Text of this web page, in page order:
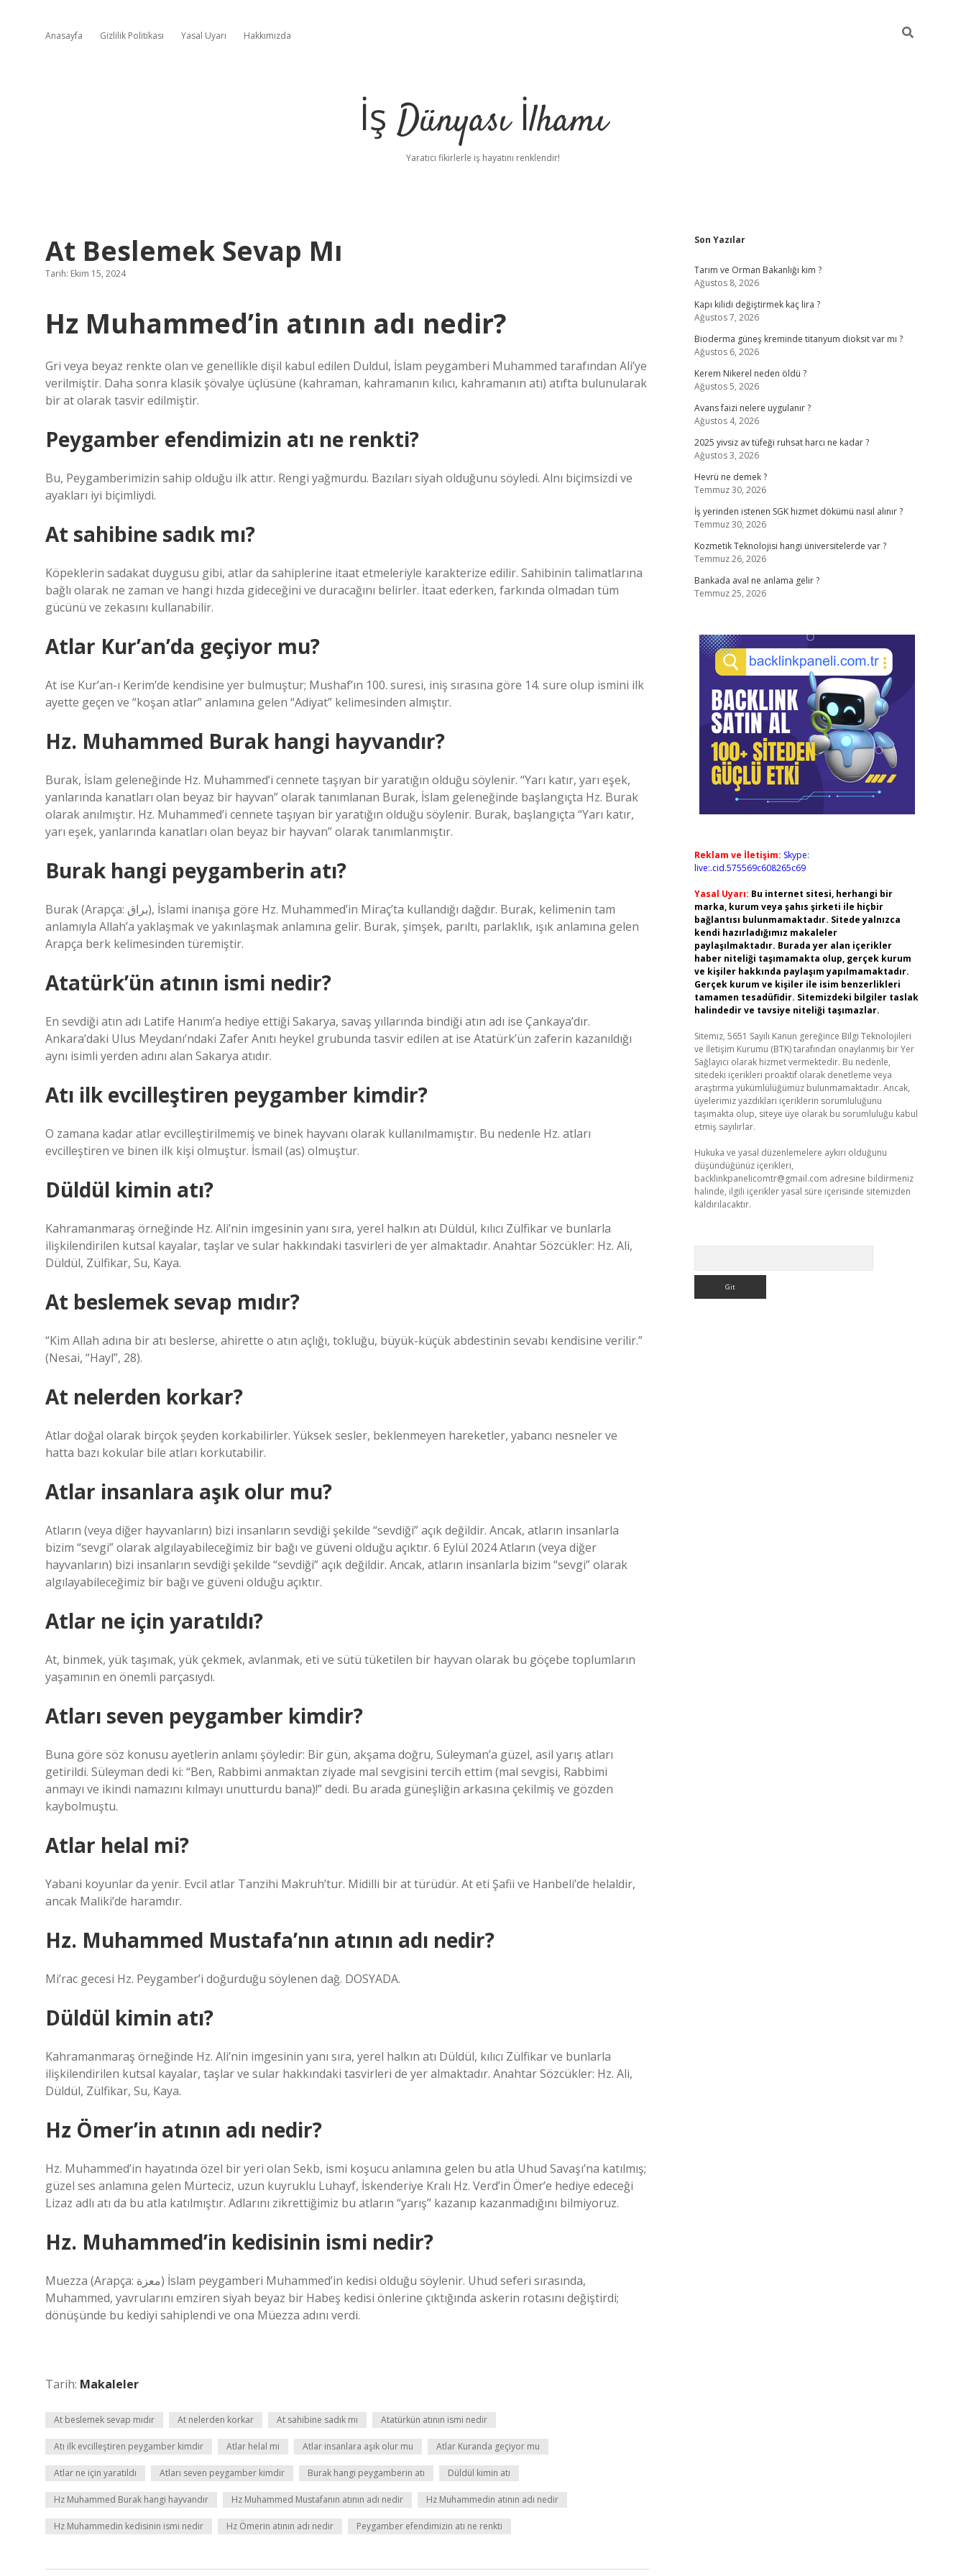
Anasayfa Gizlilik Politikası Yasal Uyarı Hakkımızda
İş Dünyası İlhamı
Yaratıcı fikirlerle iş hayatını renklendir!
At Beslemek Sevap Mı
Tarih: Ekim 15, 2024
Hz Muhammed’in atının adı nedir?
Gri veya beyaz renkte olan ve genellikle dişil kabul edilen Duldul, İslam peygamberi Muhammed tarafından Ali’ye
verilmiştir. Daha sonra klasik şövalye üçlüsüne (kahraman, kahramanın kılıcı, kahramanın atı) atıfta bulunularak
bir at olarak tasvir edilmiştir.
Peygamber efendimizin atı ne renkti?
Bu, Peygamberimizin sahip olduğu ilk attır. Rengi yağmurdu. Bazıları siyah olduğunu söyledi. Alnı biçimsizdi ve
ayakları iyi biçimliydi.
At sahibine sadık mı?
Köpeklerin sadakat duygusu gibi, atlar da sahiplerine itaat etmeleriyle karakterize edilir. Sahibinin talimatlarına
bağlı olarak ne zaman ve hangi hızda gideceğini ve duracağını belirler. İtaat ederken, farkında olmadan tüm
gücünü ve zekasını kullanabilir.
Atlar Kur’an’da geçiyor mu?
At ise Kur’an-ı Kerim’de kendisine yer bulmuştur; Mushaf’ın 100. suresi, iniş sırasına göre 14. sure olup ismini ilk
ayette geçen ve “koşan atlar” anlamına gelen “Adiyat” kelimesinden almıştır.
Hz. Muhammed Burak hangi hayvandır?
Burak, İslam geleneğinde Hz. Muhammed’i cennete taşıyan bir yaratığın olduğu söylenir. “Yarı katır, yarı eşek,
yanlarında kanatları olan beyaz bir hayvan” olarak tanımlanan Burak, İslam geleneğinde başlangıçta Hz. Burak
olarak anılmıştır. Hz. Muhammed’i cennete taşıyan bir yaratığın olduğu söylenir. Burak, başlangıçta “Yarı katır,
yarı eşek, yanlarında kanatları olan beyaz bir hayvan” olarak tanımlanmıştır.
Burak hangi peygamberin atı?
Burak (Arapça: براق), İslami inanışa göre Hz. Muhammed’in Miraç’ta kullandığı dağdır. Burak, kelimenin tam
anlamıyla Allah’a yaklaşmak ve yakınlaşmak anlamına gelir. Burak, şimşek, parıltı, parlaklık, ışık anlamına gelen
Arapça berk kelimesinden türemiştir.
Atatürk’ün atının ismi nedir?
En sevdiği atın adı Latife Hanım’a hediye ettiği Sakarya, savaş yıllarında bindiği atın adı ise Çankaya’dır.
Ankara’daki Ulus Meydanı’ndaki Zafer Anıtı heykel grubunda tasvir edilen at ise Atatürk’ün zaferin kazanıldığı
aynı isimli yerden adını alan Sakarya atıdır.
Atı ilk evcilleştiren peygamber kimdir?
O zamana kadar atlar evcilleştirilmemiş ve binek hayvanı olarak kullanılmamıştır. Bu nedenle Hz. atları
evcilleştiren ve binen ilk kişi olmuştur. İsmail (as) olmuştur.
Düldül kimin atı?
Kahramanmaraş örneğinde Hz. Ali’nin imgesinin yanı sıra, yerel halkın atı Düldül, kılıcı Zülfikar ve bunlarla
ilişkilendirilen kutsal kayalar, taşlar ve sular hakkındaki tasvirleri de yer almaktadır. Anahtar Sözcükler: Hz. Ali,
Düldül, Zülfikar, Su, Kaya.
At beslemek sevap mıdır?
“Kim Allah adına bir atı beslerse, ahirette o atın açlığı, tokluğu, büyük-küçük abdestinin sevabı kendisine verilir.”
(Nesai, “Hayl”, 28).
At nelerden korkar?
Atlar doğal olarak birçok şeyden korkabilirler. Yüksek sesler, beklenmeyen hareketler, yabancı nesneler ve
hatta bazı kokular bile atları korkutabilir.
Atlar insanlara aşık olur mu?
Atların (veya diğer hayvanların) bizi insanların sevdiği şekilde “sevdiği” açık değildir. Ancak, atların insanlarla
bizim “sevgi” olarak algılayabileceğimiz bir bağı ve güveni olduğu açıktır. 6 Eylül 2024 Atların (veya diğer
hayvanların) bizi insanların sevdiği şekilde “sevdiği” açık değildir. Ancak, atların insanlarla bizim “sevgi” olarak
algılayabileceğimiz bir bağı ve güveni olduğu açıktır.
Atlar ne için yaratıldı?
At, binmek, yük taşımak, yük çekmek, avlanmak, eti ve sütü tüketilen bir hayvan olarak bu göçebe toplumların
yaşamının en önemli parçasıydı.
Atları seven peygamber kimdir?
Buna göre söz konusu ayetlerin anlamı şöyledir: Bir gün, akşama doğru, Süleyman’a güzel, asil yarış atları
getirildi. Süleyman dedi ki: “Ben, Rabbimi anmaktan ziyade mal sevgisini tercih ettim (mal sevgisi, Rabbimi
anmayı ve ikindi namazını kılmayı unutturdu bana)!” dedi. Bu arada güneşliğin arkasına çekilmiş ve gözden
kaybolmuştu.
Atlar helal mi?
Yabani koyunlar da yenir. Evcil atlar Tanzihi Makruh’tur. Midilli bir at türüdür. At eti Şafii ve Hanbeli’de helaldir,
ancak Maliki’de haramdır.
Hz. Muhammed Mustafa’nın atının adı nedir?
Mi’rac gecesi Hz. Peygamber’i doğurduğu söylenen dağ. DOSYADA.
Düldül kimin atı?
Kahramanmaraş örneğinde Hz. Ali’nin imgesinin yanı sıra, yerel halkın atı Düldül, kılıcı Zülfikar ve bunlarla
ilişkilendirilen kutsal kayalar, taşlar ve sular hakkındaki tasvirleri de yer almaktadır. Anahtar Sözcükler: Hz. Ali,
Düldül, Zülfikar, Su, Kaya.
Hz Ömer’in atının adı nedir?
Hz. Muhammed’in hayatında özel bir yeri olan Sekb, ismi koşucu anlamına gelen bu atla Uhud Savaşı’na katılmış;
güzel ses anlamına gelen Mürteciz, uzun kuyruklu Luhayf, İskenderiye Kralı Hz. Verd’in Ömer’e hediye edeceği
Lizaz adlı atı da bu atla katılmıştır. Adlarını zikrettiğimiz bu atların “yarış” kazanıp kazanmadığını bilmiyoruz.
Hz. Muhammed’in kedisinin ismi nedir?
Muezza (Arapça: معزة) İslam peygamberi Muhammed’in kedisi olduğu söylenir. Uhud seferi sırasında,
Muhammed, yavrularını emziren siyah beyaz bir Habeş kedisi önlerine çıktığında askerin rotasını değiştirdi;
dönüşünde bu kediyi sahiplendi ve ona Müezza adını verdi.
Tarih: Makaleler
At beslemek sevap mıdır At nelerden korkar At sahibine sadık mı Atatürkün atının ismi nedir
Atı ilk evcilleştiren peygamber kimdir Atlar helal mi Atlar insanlara aşık olur mu Atlar Kuranda geçiyor mu
Atlar ne için yaratıldı Atları seven peygamber kimdir Burak hangi peygamberin atı Düldül kimin atı
Hz Muhammed Burak hangi hayvandır Hz Muhammed Mustafanın atının adı nedir Hz Muhammedin atının adı nedir
Hz Muhammedin kedisinin ismi nedir Hz Ömerin atının adı nedir Peygamber efendimizin atı ne renkti
Sidebar
Son Yazılar
Tarım ve Orman Bakanlığı kim ?
Ağustos 8, 2026
Kapı kilidi değiştirmek kaç lira ?
Ağustos 7, 2026
Bioderma güneş kreminde titanyum dioksit var mı ?
Ağustos 6, 2026
Kerem Nikerel neden öldü ?
Ağustos 5, 2026
Avans faizi nelere uygulanır ?
Ağustos 4, 2026
2025 yivsiz av tüfeği ruhsat harcı ne kadar ?
Ağustos 3, 2026
Hevrü ne demek ?
Temmuz 30, 2026
İş yerinden istenen SGK hizmet dökümü nasıl alınır ?
Temmuz 30, 2026
Kozmetik Teknolojisi hangi üniversitelerde var ?
Temmuz 26, 2026
Bankada aval ne anlama gelir ?
Temmuz 25, 2026
Reklam ve İletişim: Skype:
live:.cid.575569c608265c69
Yasal Uyarı: Bu internet sitesi, herhangi bir
marka, kurum veya şahıs şirketi ile hiçbir
bağlantısı bulunmamaktadır. Sitede yalnızca
kendi hazırladığımız makaleler
paylaşılmaktadır. Burada yer alan içerikler
haber niteliği taşımamakta olup, gerçek kurum
ve kişiler hakkında paylaşım yapılmamaktadır.
Gerçek kurum ve kişiler ile isim benzerlikleri
tamamen tesadüfidir. Sitemizdeki bilgiler taslak
halindedir ve tavsiye niteliği taşımazlar.
Sitemiz, 5651 Sayılı Kanun gereğince Bilgi Teknolojileri
ve İletişim Kurumu (BTK) tarafından onaylanmış bir Yer
Sağlayıcı olarak hizmet vermektedir. Bu nedenle,
sitedeki içerikleri proaktif olarak denetleme veya
araştırma yükümlülüğümüz bulunmamaktadır. Ancak,
üyelerimiz yazdıkları içeriklerin sorumluluğunu
taşımakta olup, siteye üye olarak bu sorumluluğu kabul
etmiş sayılırlar.
Hukuka ve yasal düzenlemelere aykırı olduğunu
düşündüğünüz içerikleri,
backlinkpanelicomtr@gmail.com adresine bildirmeniz
halinde, ilgili içerikler yasal süre içerisinde sitemizden
kaldırılacaktır.